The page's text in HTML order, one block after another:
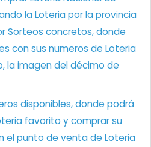
la Loteria por la provincia
Sorteos concretos, donde
con sus numeros de Loteria
la imagen del décimo de
disponibles, donde podrá
favorito y comprar su
el punto de venta de Loteria